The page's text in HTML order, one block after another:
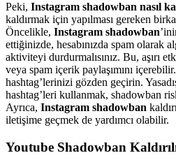
Peki, Instagram shadowban nasıl
kaldırmak için yapılması gereken
Öncelikle, Instagram shadowban
ettiğinizde, hesabınızda spam olarak
aktiviteyi durdurmalısınız. Bu, aşırı
veya spam içerik paylaşımını
hashtag’lerinizi gözden geçirin.
hashtag’leri kullanmak, shadowban
Ayrıca, Instagram shadowban
iletişime geçmek de yardımcı olabilir.
Youtube Shadowban